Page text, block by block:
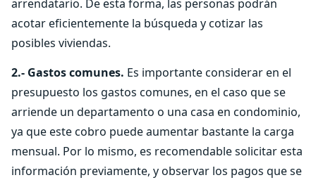
arrendatario. De esta forma, las personas podrán
acotar eficientemente la búsqueda y cotizar las
posibles viviendas.
2.- Gastos comunes. Es importante considerar en el
presupuesto los gastos comunes, en el caso que se
arriende un departamento o una casa en condominio,
ya que este cobro puede aumentar bastante la carga
mensual. Por lo mismo, es recomendable solicitar esta
información previamente, y observar los pagos que se